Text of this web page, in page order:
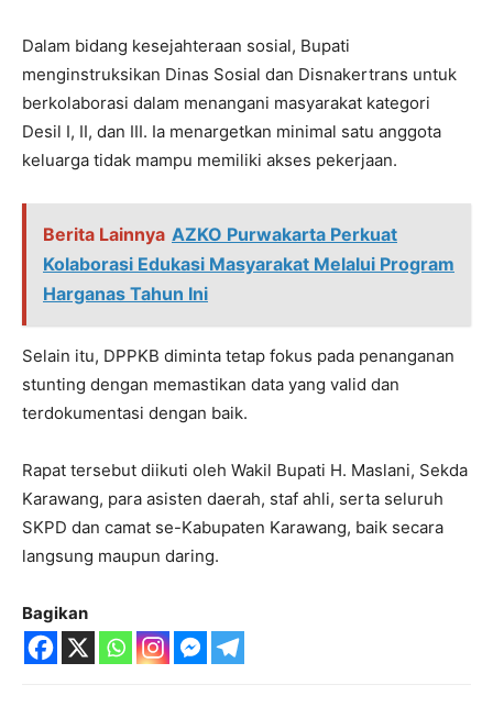
Dalam bidang kesejahteraan sosial, Bupati
menginstruksikan Dinas Sosial dan Disnakertrans untuk
berkolaborasi dalam menangani masyarakat kategori
Desil I, II, dan III. Ia menargetkan minimal satu anggota
keluarga tidak mampu memiliki akses pekerjaan.
Berita Lainnya AZKO Purwakarta Perkuat
Kolaborasi Edukasi Masyarakat Melalui Program
Harganas Tahun Ini
Selain itu, DPPKB diminta tetap fokus pada penanganan
stunting dengan memastikan data yang valid dan
terdokumentasi dengan baik.
Rapat tersebut diikuti oleh Wakil Bupati H. Maslani, Sekda
Karawang, para asisten daerah, staf ahli, serta seluruh
SKPD dan camat se-Kabupaten Karawang, baik secara
langsung maupun daring.
Bagikan